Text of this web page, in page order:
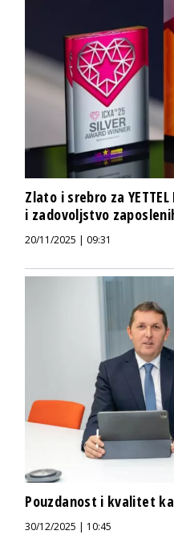
Zlato i srebro za
i zadovoljstvo
20/11/2025 | 09:31
Pouzdanost i kvalitet
30/12/2025 | 10:45